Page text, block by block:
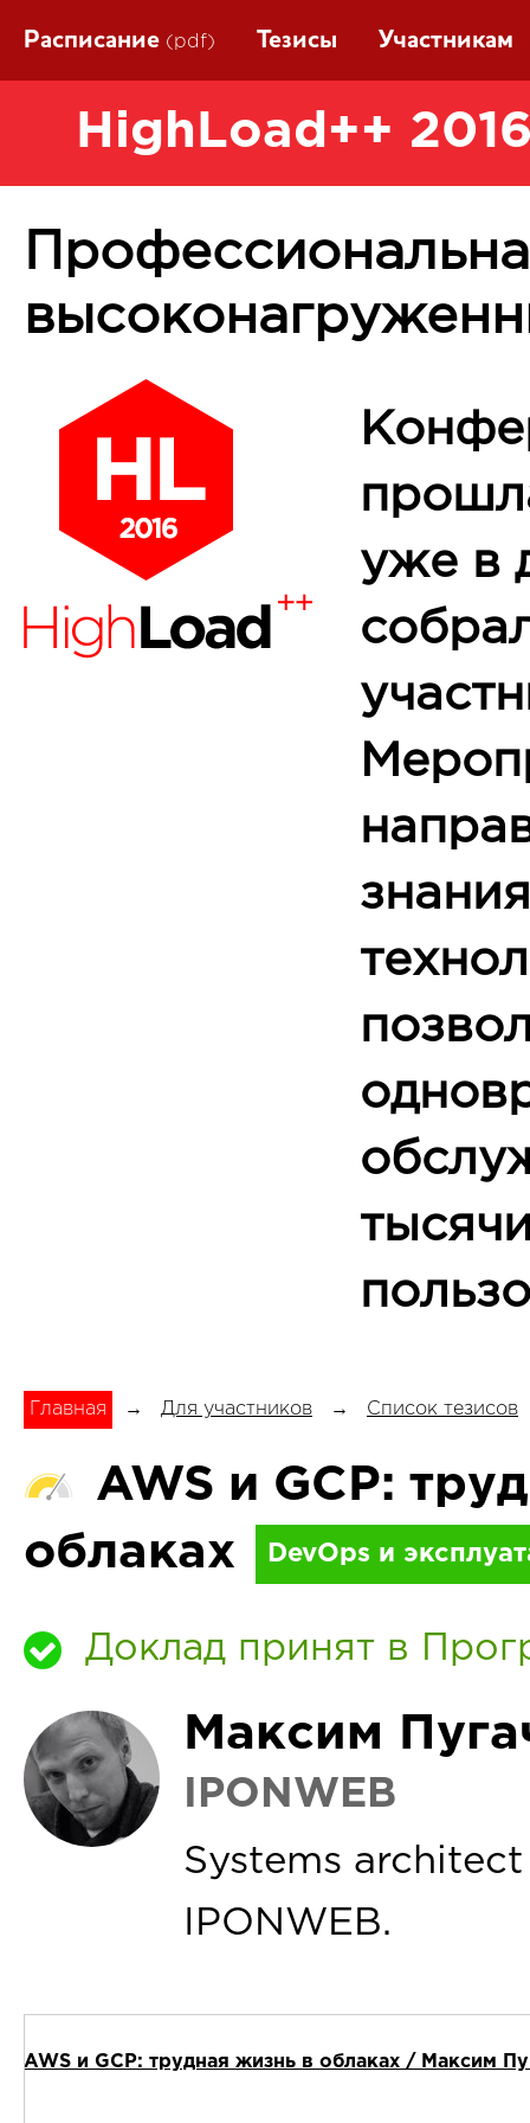
Расписание (pdf) Тезисы Участникам
HighLoad++
уже в
Главная → Для участников → Список тезисов
AWS и GCP:
облаках
DevOps и
Доклад принят в
Максим
IPONWEB
Systems
IPONWEB.
AWS и GCP: трудная жизнь в облаках / Максим